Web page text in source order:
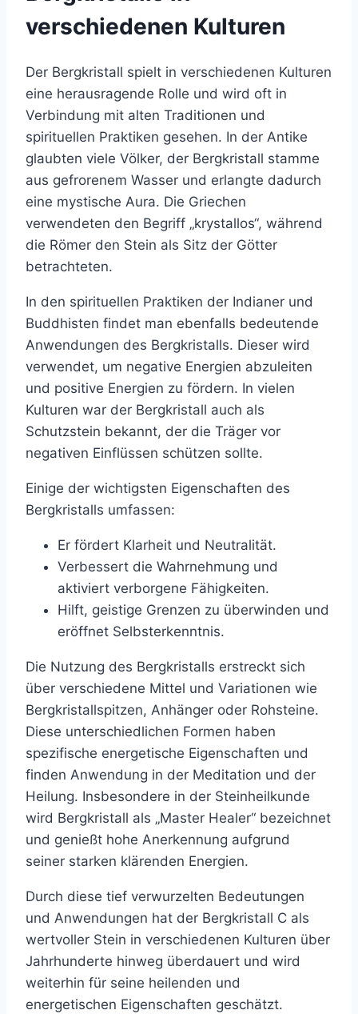
verschiedenen Kulturen
Der Bergkristall spielt in verschiedenen Kulturen
eine herausragende Rolle und wird oft in
Verbindung mit alten Traditionen und
spirituellen Praktiken gesehen. In der Antike
glaubten viele Völker, der Bergkristall stamme
aus gefrorenem Wasser und erlangte dadurch
eine mystische Aura. Die Griechen
verwendeten den Begriff „krystallos“, während
die Römer den Stein als Sitz der Götter
betrachteten.
In den spirituellen Praktiken der Indianer und
Buddhisten findet man ebenfalls bedeutende
Anwendungen des Bergkristalls. Dieser wird
verwendet, um negative Energien abzuleiten
und positive Energien zu fördern. In vielen
Kulturen war der Bergkristall auch als
Schutzstein bekannt, der die Träger vor
negativen Einflüssen schützen sollte.
Einige der wichtigsten Eigenschaften des
Bergkristalls umfassen:
Er fördert Klarheit und Neutralität.
Verbessert die Wahrnehmung und
aktiviert verborgene Fähigkeiten.
Hilft, geistige Grenzen zu überwinden und
eröffnet Selbsterkenntnis.
Die Nutzung des Bergkristalls erstreckt sich
über verschiedene Mittel und Variationen wie
Bergkristallspitzen, Anhänger oder Rohsteine.
Diese unterschiedlichen Formen haben
spezifische energetische Eigenschaften und
finden Anwendung in der Meditation und der
Heilung. Insbesondere in der Steinheilkunde
wird Bergkristall als „Master Healer“ bezeichnet
und genießt hohe Anerkennung aufgrund
seiner starken klärenden Energien.
Durch diese tief verwurzelten Bedeutungen
und Anwendungen hat der Bergkristall C als
wertvoller Stein in verschiedenen Kulturen über
Jahrhunderte hinweg überdauert und wird
weiterhin für seine heilenden und
energetischen Eigenschaften geschätzt.